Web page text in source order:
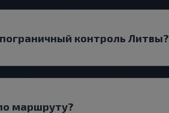
контроль Литвы?
маршруту?